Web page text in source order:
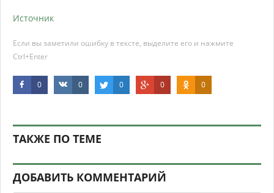
Источник
Если вы заметили ошибку в тексте, выделите его и нажмите
Ctrl+Enter
0 0 0 0 0
ТАКЖЕ ПО ТЕМЕ
ДОБАВИТЬ КОММЕНТАРИЙ